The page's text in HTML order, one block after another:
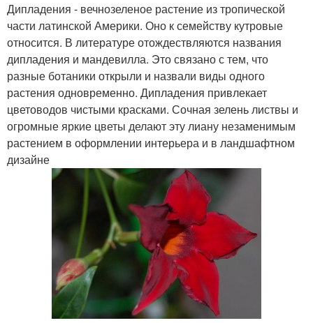
Дипладения - вечнозеленое растение из тропической
части латинской Америки. Оно к семейству кутровые
относится. В литературе отождествляются названия
дипладения и мандевилла. Это связано с тем, что
разные ботаники открыли и назвали виды одного
растения одновременно. Дипладения привлекает
цветоводов чистыми красками. Сочная зелень листвы и
огромные яркие цветы делают эту лиану незаменимым
растением в оформлении интерьера и в ландшафтном
дизайне